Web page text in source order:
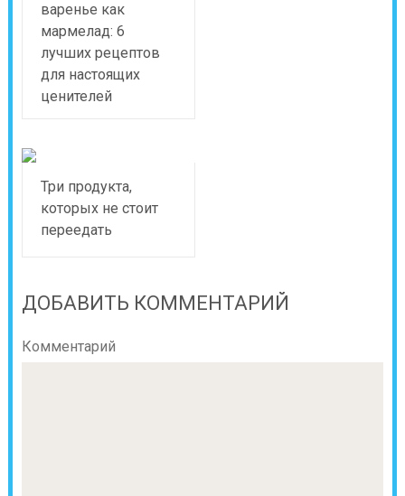
варенье как
мармелад: 6
лучших рецептов
для настоящих
ценителей
Три продукта,
которых не стоит
переедать
ДОБАВИТЬ КОММЕНТАРИЙ
Комментарий